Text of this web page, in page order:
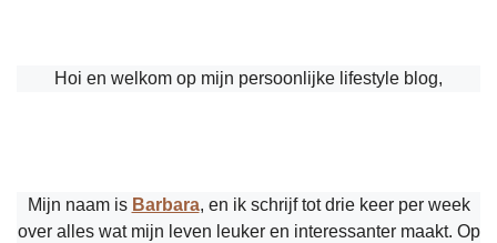
Hoi en welkom op mijn persoonlijke lifestyle blog,
Mijn naam is Barbara, en ik schrijf tot drie keer per week
over alles wat mijn leven leuker en interessanter maakt. Op